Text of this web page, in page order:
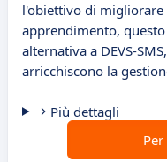
l'obiettivo di migliorare
apprendimento,
alternativa a DEVS-
arricchiscono la
Più dettagli